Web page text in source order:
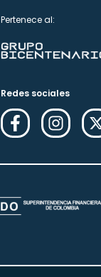
Pertenece al:
Redes sociales